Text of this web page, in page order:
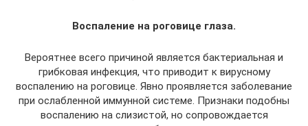
Воспаление на роговице глаза.
Вероятнее всего причиной является бактериальная и
грибковая инфекция, что приводит к вирусному
воспалению на роговице. Явно проявляется заболевание
при ослабленной иммунной системе. Признаки подобны
воспалению на слизистой, но сопровождается